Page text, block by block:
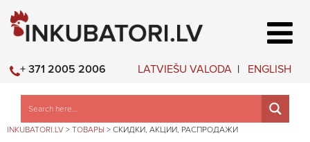
LATVIEŠU VALODA ENGLISH
+ 371 2005 2006
INKUBATORI.LV > ТОВАРЫ > СКИДКИ, АКЦИИ, РАСПРОДАЖИ